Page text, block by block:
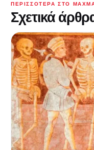
ΠΕΡΙΣΣΌΤΕΡΑ ΣΤΟ
Σχετικά